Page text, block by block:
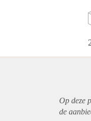
Op deze
de